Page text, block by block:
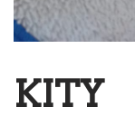
KITY